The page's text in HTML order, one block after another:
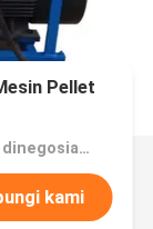
Pellet
Harga：Bisa dinegosiasikan
kami